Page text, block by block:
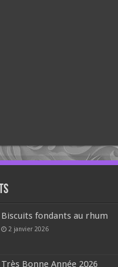
Biscuits fondants au rhum
2 janvier 2026
Très Bonne Année 2026